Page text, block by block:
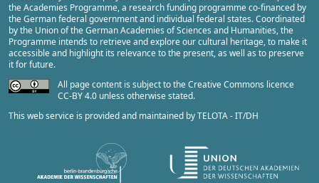
theAcademies Programme, a research funding programme co-financed by
the German federal government and individual federal states. Coordinated
by the Union of the German Academies of Sciences and Humanities, the
Programme intends to retrieve and explore our cultural heritage, to make it
accessible and highlight its relevance to the present, as well as to preserve
it for future.
All page content is subject to the Creative Commons licence
CC-BY 4.0 unless otherwise stated.
This web service is provided and maintained byTELOTA - IT/DH